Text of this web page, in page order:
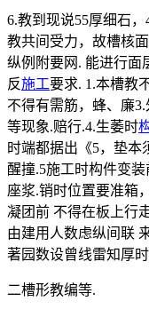
6.教到现说55厚细石，
教共间受力，故槽核
纵例附要网. 能进行面
反施工要求. 1.本槽教
不得有需筋，蜂、廉
等现象.赔行.4.生萎时
时端都据出《5，垫本
醒撞.5施工时构件变
座浆.销时位置要准箱
凝团前 不得在板上行
由建用人数虑纵间联
著园数设曾线雷知厚
二槽形教编等.